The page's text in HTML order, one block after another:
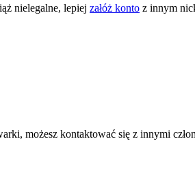
nielegalne, lepiej załóż konto z innym
możesz kontaktować się z innymi